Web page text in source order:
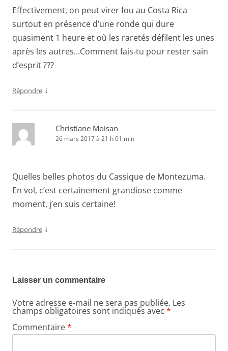
Effectivement, on peut virer fou au Costa Rica
surtout en présence d’une ronde qui dure
quasiment 1 heure et où les raretés défilent les unes
après les autres…Comment fais-tu pour rester sain
d’esprit ???
Répondre ↓
Christiane Moisan
26 mars 2017 à 21 h 01 min
Quelles belles photos du Cassique de Montezuma.
En vol, c’est certainement grandiose comme
moment, j’en suis certaine!
Répondre ↓
Laisser un commentaire
Votre adresse e-mail ne sera pas publiée. Les
champs obligatoires sont indiqués avec *
Commentaire*